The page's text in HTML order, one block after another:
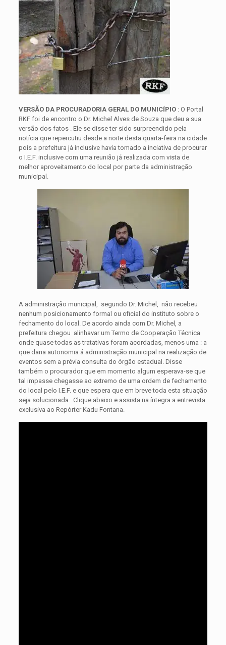
VERSÃO DA PROCURADORIA GERAL DO MUNICÍPIO: O Portal
RKF foi de encontro o Dr. Michel Alves de Souza que deu a sua
versão dos fatos . Ele se disse ter sido surpreendido pela
notícia que repercutiu desde a noite desta quarta-feira na cidade
pois a prefeitura já inclusive havia tomado a inciativa de procurar
o I.E.F. inclusive com uma reunião já realizada com vista de
melhor aproveitamento do local por parte da administração
municipal.
A administração municipal, segundo Dr. Michel, não recebeu
nenhum posicionamento formal ou oficial do instituto sobre o
fechamento do local. De acordo ainda com Dr. Michel, a
prefeitura chegou alinhavar um Termo de Cooperação Técnica
onde quase todas as tratativas foram acordadas, menos uma : a
que daria autonomia á administração municipal na realização de
eventos sem a prévia consulta do órgão estadual. Disse
também o procurador que em momento algum esperava-se que
tal impasse chegasse ao extremo de uma ordem de fechamento
do local pelo I.E.F. e que espera que em breve toda esta situação
seja solucionada . Clique abaixo e assista na íntegra a entrevista
exclusiva ao Repórter Kadu Fontana.